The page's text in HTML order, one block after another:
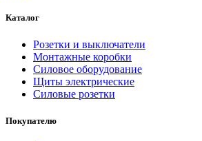
Каталог
Розетки и выключатели
Монтажные коробки
Силовое оборудование
Щиты электрические
Силовые розетки
Покупателю